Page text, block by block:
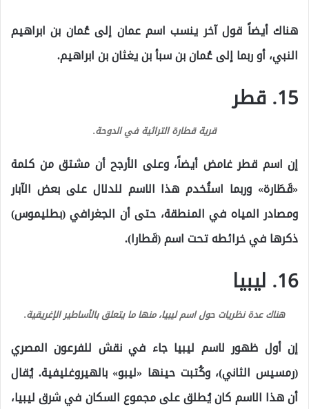
هناك أيضاً قول آخر ينسب اسم عمان إلى عُمان بن ابراهيم
النبي، أو ربما إلى عُمان بن سبأ بن يغثان بن ابراهيم.
15. قطر
قرية قطارة التراثية في الدوحة.
إن اسم قطر غامض أيضاً، وعلى الأرجح أن مشتق من كلمة
«قَطَارة» وربما استُخدم هذا الاسم للدلال على بعض الآبار
ومصادر المياه في المنطقة، حتى أن الجغرافي (بطليموس)
ذكرها في خرائطه تحت اسم (قَطارا).
16. ليبيا
هناك عدة نظريات حول اسم ليبيا، منها ما يتعلق بالأساطير الإغريقية.
إن أول ظهور لاسم ليبيا جاء في نقش للفرعون المصري
(رمسيس الثاني)، وكُتبت حينها «ليبو» بالهيروغليفية. يُقال
أن هذا الاسم كان يُطلق على مجموع السكان في شرق ليبيا،